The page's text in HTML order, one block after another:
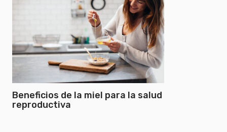
Beneficios de la miel para la salud
reproductiva